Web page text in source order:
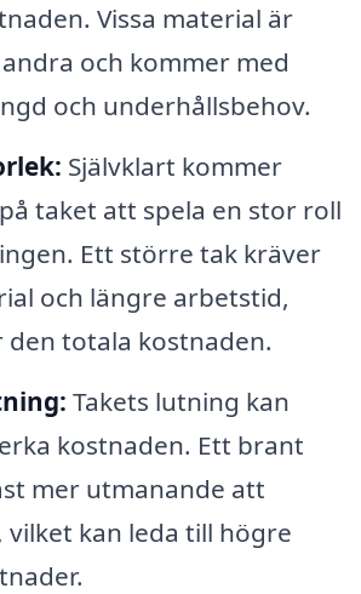
Vissa material är
och kommer med
och underhållsbehov.
Självklart kommer
taket att spela en stor roll
Ett större tak kräver
och längre arbetstid,
den totala kostnaden.
Takets lutning kan
kostnaden. Ett brant
mer utmanande att
vilket kan leda till högre